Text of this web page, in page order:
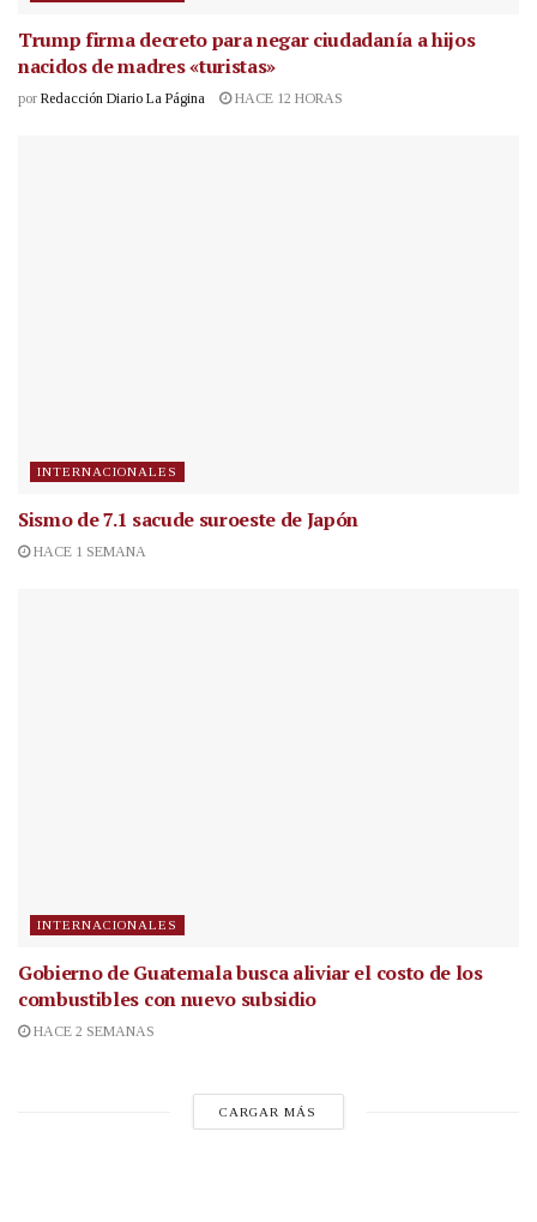
Trump firma decreto para negar ciudadanía a hijos
nacidos de madres «turistas»
por Redacción Diario La Página HACE 12 HORAS
INTERNACIONALES
Sismo de 7.1 sacude suroeste de Japón
HACE 1 SEMANA
INTERNACIONALES
Gobierno de Guatemala busca aliviar el costo de los
combustibles con nuevo subsidio
HACE 2 SEMANAS
CARGAR MÁS